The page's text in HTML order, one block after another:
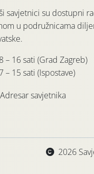
savjetnici su dostupni
u podružnicama
8 – 16 sati (Grad Zagreb)
– 15 sati (Ispostave)
Adresar savjetnika
2026